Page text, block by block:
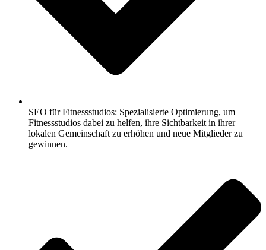
SEO für Fitnessstudios: Spezialisierte Optimierung, um
Fitnessstudios dabei zu helfen, ihre Sichtbarkeit in ihrer
lokalen Gemeinschaft zu erhöhen und neue Mitglieder zu
gewinnen.